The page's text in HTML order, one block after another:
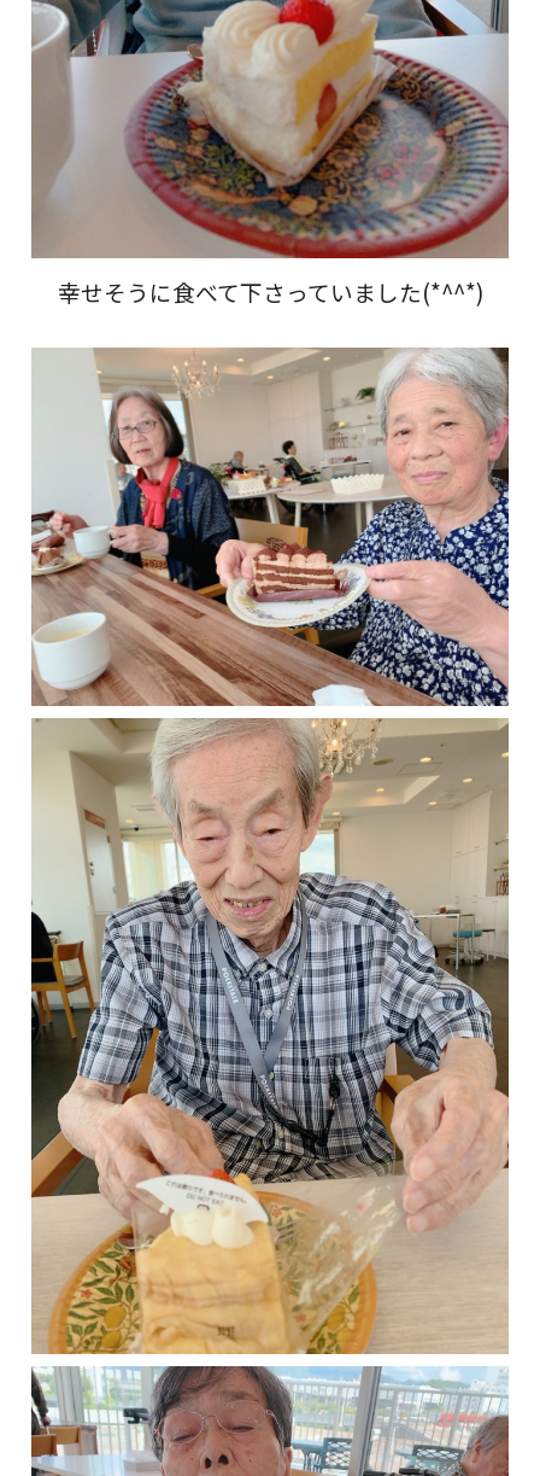
幸せそうに食べて下さっていました(*^^*)